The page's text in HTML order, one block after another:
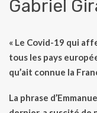
Gabriel
« Le Covid-19 qui
tous les pays
qu’ait connue la
La phrase